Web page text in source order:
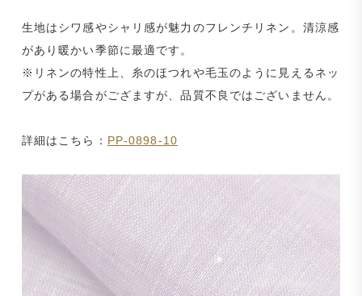
生地はシワ感やシャリ感が魅力のフレンチリネン。清涼感
があり暖かい季節に最適です。
※リネンの特性上、糸のほつれや毛玉のように見えるネッ
プがある場合がござますが、品質不良ではございません。
詳細はこちら： PP-0898-10